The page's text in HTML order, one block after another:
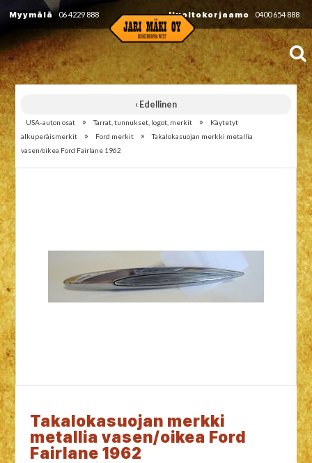
Myymälä 06 4229 888 Huoltokorjaamo 0400 654 888
‹ Edellinen
USA-auton osat » Tarrat, tunnukset, logot, merkit »
Käytetyt
alkuperäismerkit
» Ford merkit »
Takalokasuojan merkki metallia
vasen/oikea Ford Fairlane 1962
Takalokasuojan merkki
metallia vasen/oikea Ford
Fairlane 1962